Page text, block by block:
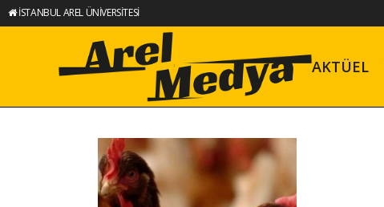
İSTANBUL AREL ÜNİVERSİTESİ
AKTÜEL